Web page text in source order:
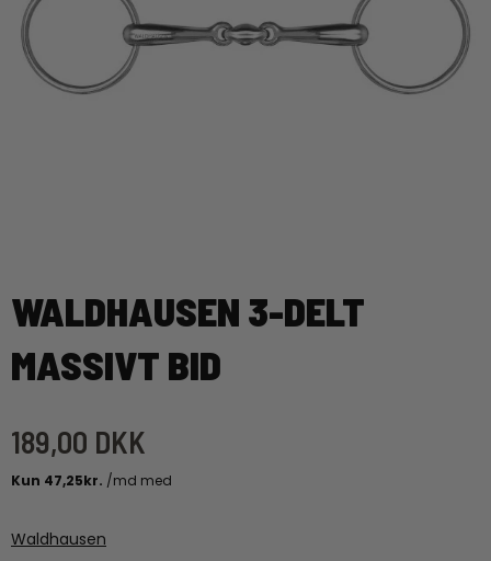
WALDHAUSEN 3-DELT
MASSIVT BID
189,00 DKK
Waldhausen